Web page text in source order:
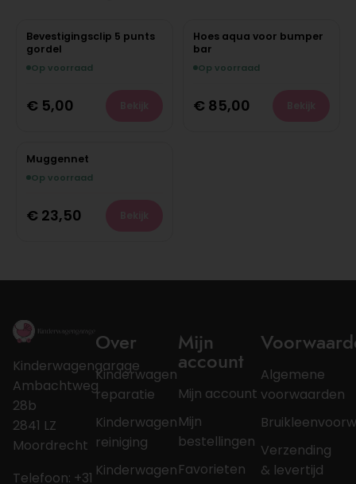
Bevestigingsclip 5 punts
gordel
Op voorraad
€ 5,00
Hoes aqua voor bumper
bar
Op voorraad
€ 85,00
Muggennet
Op voorraad
€ 23,50
Kinderwagengarage
Ambachtweg
28b
2841 LZ
Moordrecht
Telefoon: +31
Over
Kinderwagen
reparatie
Kinderwagen
reiniging
Kinderwagen
Mijn
account
Mijn account
Mijn
bestellingen
Favorieten
Algemene
voorwaarden
Verzending
& levertijd